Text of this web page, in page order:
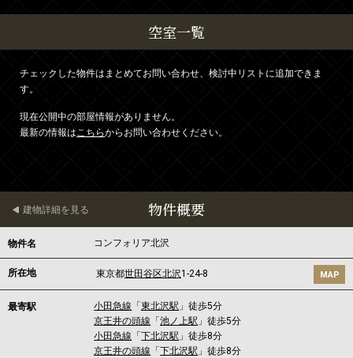
空室一覧
チェックした物件はまとめてお問い合わせ、検討中リストに追加できま
す。
現在公開中の部屋情報がありません。
最新の情報はこちらからお問い合わせください。
物件概要
建物詳細を見る
物件名 コンフォリア北沢
所在地 東京都世田谷区北沢1-24-8 MAP
最寄駅 小田急線 「東北沢駅 」徒歩5分
京王井の頭線 「池ノ上駅 」徒歩5分
小田急線 「下北沢駅 」徒歩8分
京王井の頭線 「下北沢駅 」徒歩8分